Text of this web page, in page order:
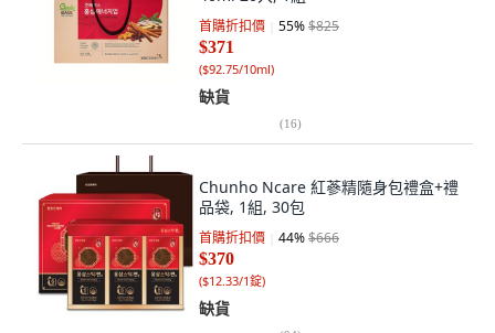
首購折扣價 55%$825
$371
($92.75/10ml)
缺貨
(16)
Chunho Ncare 紅蔘精隨身包禮盒+禮
品袋, 1組, 30包
首購折扣價 44%$666
$370
($12.33/1錠)
缺貨